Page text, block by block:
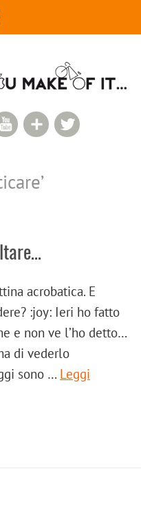
Google+
YouTube
’
acrobatica. E
:joy: Ieri ho fatto
e non ve l’ho detto…
di vederlo
sono … Leggi